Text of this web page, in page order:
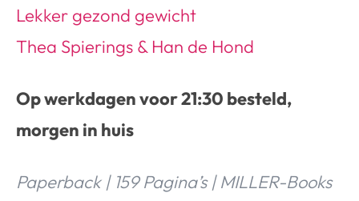
Lekker gezond gewicht
Thea Spierings & Han de Hond
Op werkdagen voor 21:30 besteld,
morgen in huis
Paperback | 159 Pagina’s | MILLER-Books